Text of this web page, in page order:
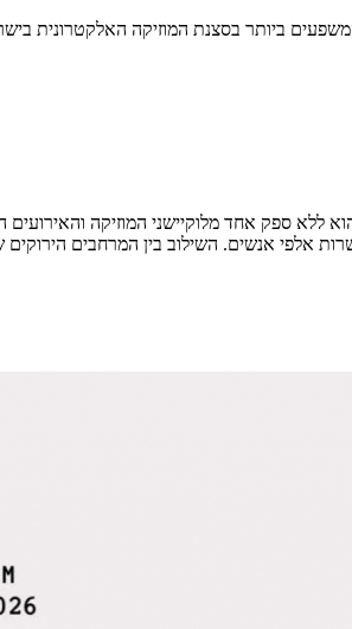
ביותר בסצנת המוזיקה האלקטרונית
ללא ספק אחד מלוקיישני המוזיקה
אלפי אנשים. השילוב בין המרחבים